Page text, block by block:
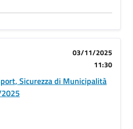
03/11/2025
11:30
Sicurezza di Municipalità